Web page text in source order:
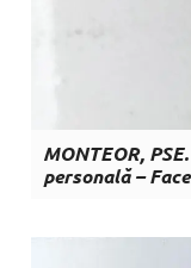
MONTEOR,
personală –